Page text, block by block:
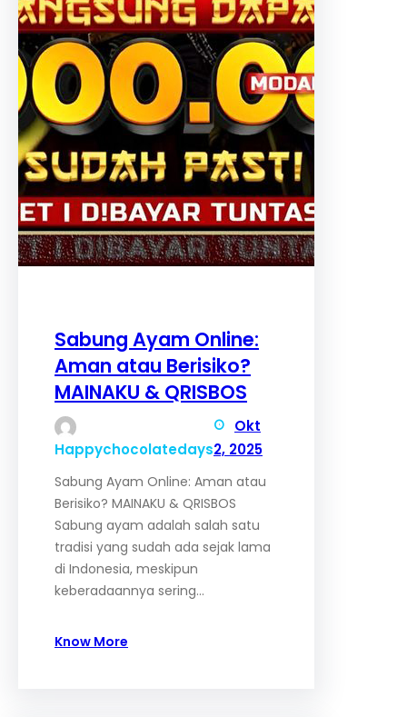
Sabung Ayam Online:
Aman atau Berisiko?
MAINAKU & QRISBOS
Happychocolatedays
Okt
2, 2025
Sabung Ayam Online: Aman atau
Berisiko? MAINAKU & QRISBOS
Sabung ayam adalah salah satu
tradisi yang sudah ada sejak lama
di Indonesia, meskipun
keberadaannya sering…
Know More